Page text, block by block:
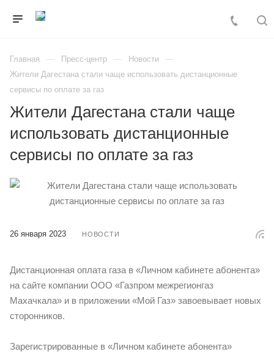
Главная Пресс-центр
Новости
Жители Дагестана стали чаще использовать дистанционные
сервисы по оплате за газ
Жители Дагестана стали чаще
использовать дистанционные
сервисы по оплате за газ
26 января 2023 НОВОСТИ
Дистанционная оплата газа в «Личном кабинете абонента»
на сайте компании ООО «Газпром межрегионгаз
Махачкала» и в приложении «Мой Газ» завоевывает новых
сторонников.
Зарегистрированные в «Личном кабинете абонента»